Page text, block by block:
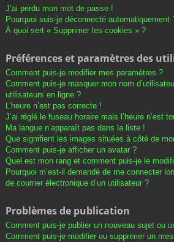
J’ai perdu mon mot de passe !
Pourquoi suis-je déconnecté automatiquement
À quoi sert « Supprimer les cookies » ?
Préférences et paramètres des
Comment puis-je modifier mes paramètres ?
Comment puis-je masquer mon nom
utilisateurs en ligne ?
L’heure n’est pas correcte !
J’ai réglé le fuseau horaire mais l’heure n’est
Ma langue n’apparaît pas dans la liste !
Que signifient les images situées à côté de
Comment puis-je afficher un avatar ?
Quel est mon rang et comment puis-je le
Pourquoi m’est-il demandé de me connecter
de courrier électronique d’un utilisateur ?
Problèmes de publication
Comment puis-je publier un nouveau sujet ou
Comment puis-je modifier ou supprimer un